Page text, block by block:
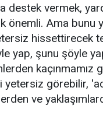
destek vermek,
önemli. Ama
hissettirecek
yap, şunu şöyle
yetersiz görebilir,
ve